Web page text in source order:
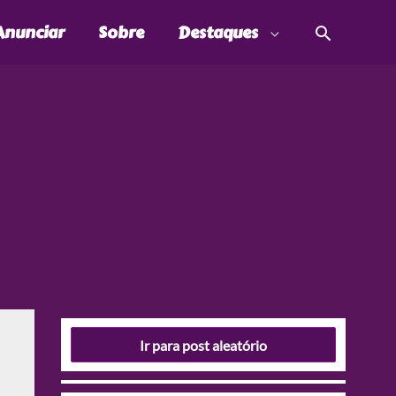
Sobre Destaques
Ir para post aleatório